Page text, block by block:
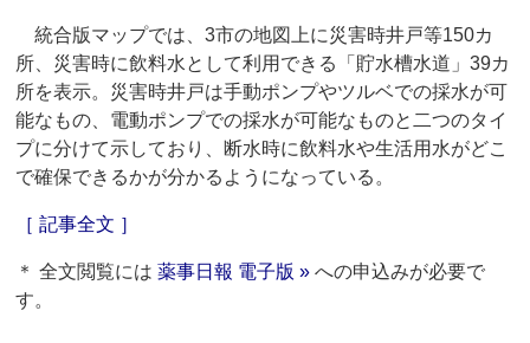
統合版マップでは、3市の地図上に災害時井戸等150カ
所、災害時に飲料水として利用できる「貯水槽水道」39カ
所を表示。災害時井戸は手動ポンプやツルベでの採水が可
能なもの、電動ポンプでの採水が可能なものと二つのタイ
プに分けて示しており、断水時に飲料水や生活用水がどこ
で確保できるかが分かるようになっている。
［ 記事全文 ］
＊ 全文閲覧には薬事日報 電子版 » への申込みが必要で
す。